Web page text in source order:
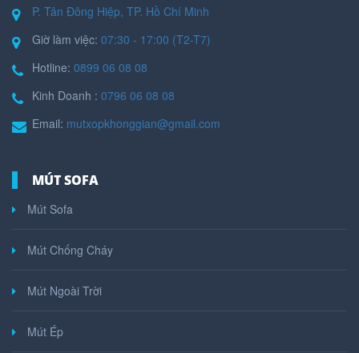
P. Tân Đông Hiệp, TP. Hồ Chí Minh
Giờ làm việc: 07:30 - 17:00 (T2-T7)
Hotline: 0899 06 08 08
Kinh Doanh : 0796 06 08 08
Email: mutxopkhonggian@gmail.com
MÚT SOFA
Mút Sofa
Mút Chống Cháy
Mút Ngoài Trời
Mút Ép